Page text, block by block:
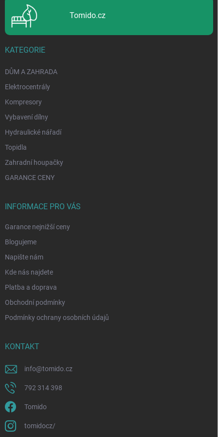
Tomido.cz
KATEGORIE
DŮM A ZAHRADA
Elektrocentrály
Kompresory
Vybavení dílny
Hydraulické nářadí
Topidla
Zahradní houpačky
GARANCE CENY
INFORMACE PRO VÁS
Garance nejnižší ceny
Blogujeme
Napište nám
Kde nás najdete
Platba a doprava
Obchodní podmínky
Podmínky ochrany osobních údajů
KONTAKT
info@tomido.cz
792 314 398
Tomido
tomidocz/